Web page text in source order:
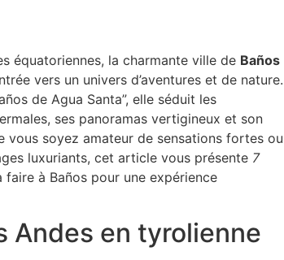
équatoriennes, la charmante ville de Baños
vers un univers d’aventures et de nature.
de Agua Santa”, elle séduit les
ses panoramas vertigineux et son
vous soyez amateur de sensations fortes ou
luxuriants, cet article vous présente 7
faire à Baños pour une expérience
Andes en tyrolienne